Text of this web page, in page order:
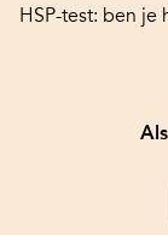
HSP-test: ben je